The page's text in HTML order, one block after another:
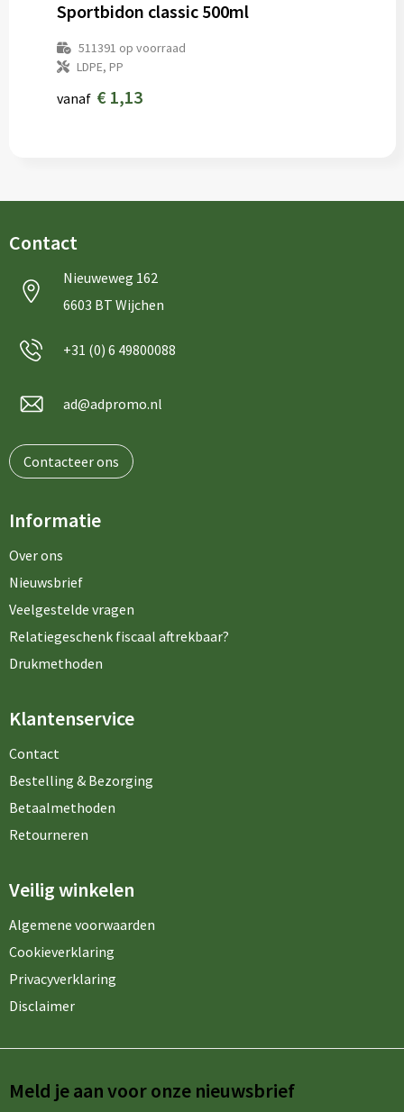
Sportbidon classic 500ml
511391 op voorraad
LDPE, PP
vanaf € 1,13
Contact
Nieuweweg 162
6603 BT Wijchen
+31 (0) 6 49800088
ad@adpromo.nl
Contacteer ons
Informatie
Over ons
Nieuwsbrief
Veelgestelde vragen
Relatiegeschenk fiscaal aftrekbaar?
Drukmethoden
Klantenservice
Contact
Bestelling & Bezorging
Betaalmethoden
Retourneren
Veilig winkelen
Algemene voorwaarden
Cookieverklaring
Privacyverklaring
Disclaimer
Meld je aan voor onze nieuwsbrief